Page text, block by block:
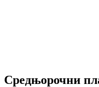
Средњорочни